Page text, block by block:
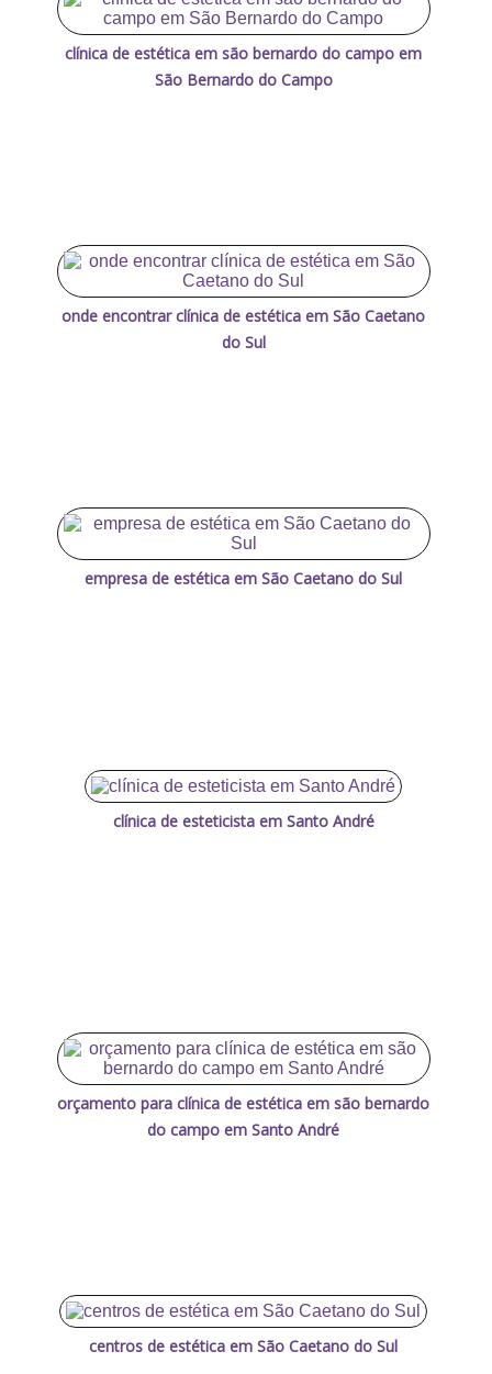
clínica de estética em são bernardo do campo em
São Bernardo do Campo
onde encontrar clínica de estética em São Caetano
do Sul
empresa de estética em São Caetano do Sul
clínica de esteticista em Santo André
orçamento para clínica de estética em são bernardo
do campo em Santo André
centros de estética em São Caetano do Sul